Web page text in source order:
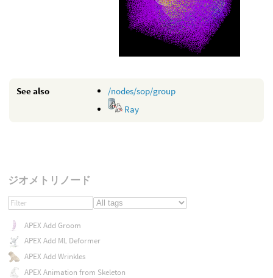
See also
/nodes/sop/group
Ray
ジオメトリノード
APEX Add Groom
APEX Add ML Deformer
APEX Add Wrinkles
APEX Animation from Skeleton